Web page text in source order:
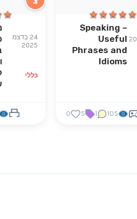
★★★★★
★★★★★
Speaking –
Useful
Phrases and
Idioms
105
1
5
0
24 בדצמ
2025
כללי